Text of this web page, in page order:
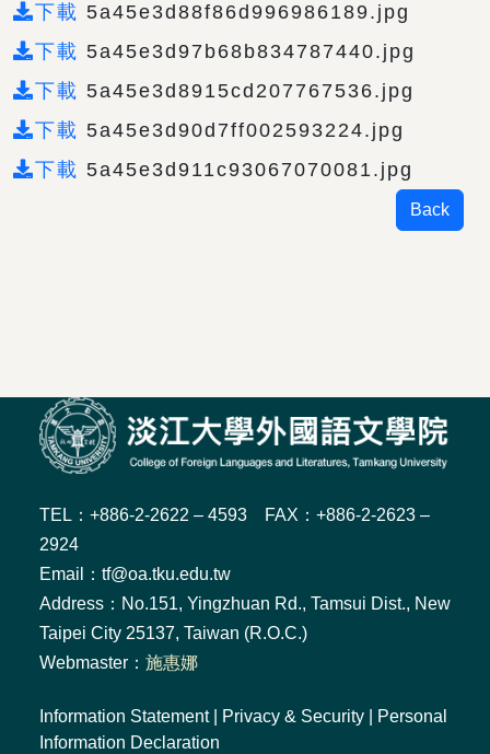
下載 5a45e3d88f86d996986189.jpg
下載 5a45e3d97b68b834787440.jpg
下載 5a45e3d8915cd207767536.jpg
下載 5a45e3d90d7ff002593224.jpg
下載 5a45e3d911c93067070081.jpg
Back
TEL：+886-2-2622 – 4593 FAX：+886-2-2623 –
2924
Email：tf@oa.tku.edu.tw
Address：No.151, Yingzhuan Rd., Tamsui Dist., New
Taipei City 25137, Taiwan (R.O.C.)
Webmaster： 施惠娜
Information Statement| Privacy & Security
Personal
Information Declaration